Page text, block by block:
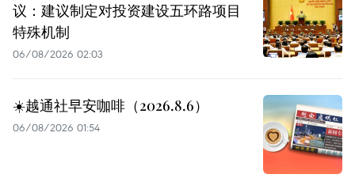
议：建议制定对投资建设五环路项目
特殊机制
06/08/2026 02:03
☀️越通社早安咖啡（2026.8.6）
06/08/2026 01:54